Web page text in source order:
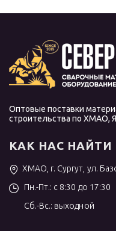
Оптовые поставки
строительства по ХМАО,
КАК НАС НАЙТИ
ХМАО, г. Сургут, ул.
Пн.-Пт.: с 8:30 до 17:30
Сб.-Вс.: выходной